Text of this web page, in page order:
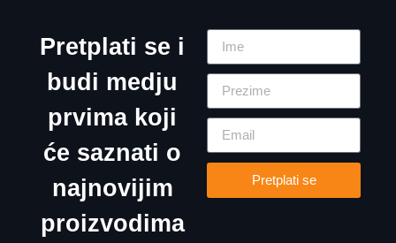
Pretplati se i
budi medju
prvima koji
će saznati o
najnovijim
proizvodima
Pretplati se